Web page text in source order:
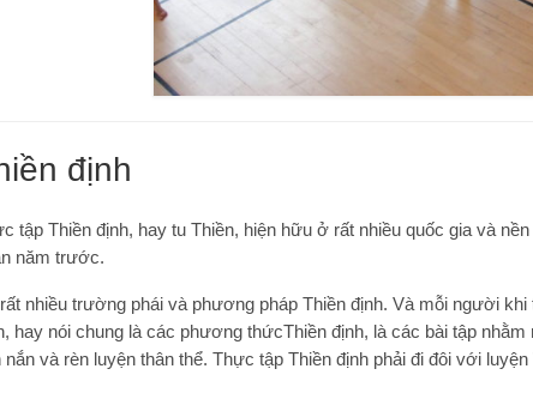
định
tập Thiền định, hay tu Thiền, hiện hữu ở rất nhiều quốc gia và
năm trước.
nhiều trường phái và phương pháp Thiền định. Và mỗi người
hay nói chung là các phương thứcThiền định, là các bài tập
nắn và rèn luyện thân thể. Thực tập Thiền định phải đi đôi với